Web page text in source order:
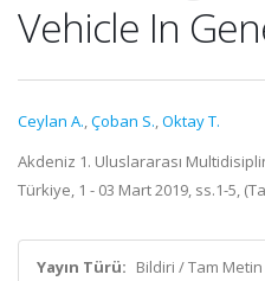
Vehicle In
Ceylan A.,Çoban S.,Oktay T.
Akdeniz 1. Uluslararası
Türkiye, 1 - 03 Mart 2019, ss.1-5,
Yayın Türü: Bildiri / Tam